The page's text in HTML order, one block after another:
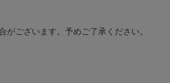
がございます。予めご了承ください。